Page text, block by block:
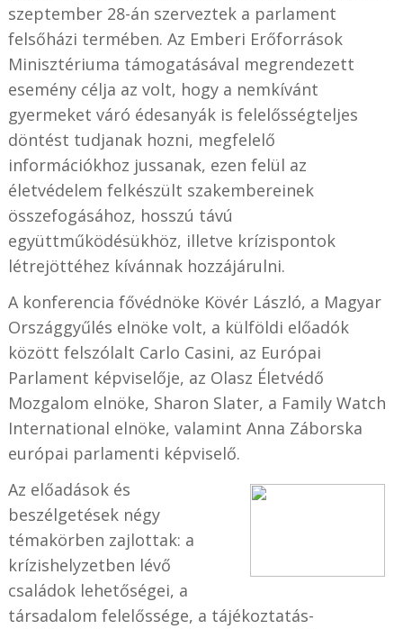
szeptember 28-án szerveztek a parlament
felsőházi termében. Az Emberi Erőforrások
Minisztériuma támogatásával megrendezett
esemény célja az volt, hogy a nemkívánt
gyermeket váró édesanyák is felelősségteljes
döntést tudjanak hozni, megfelelő
információkhoz jussanak, ezen felül az
életvédelem felkészült szakembereinek
összefogásához, hosszú távú
együttműködésükhöz, illetve krízispontok
létrejöttéhez kívánnak hozzájárulni.
A konferencia fővédnöke Kövér László, a Magyar
Országgyűlés elnöke volt, a külföldi előadók
között felszólalt Carlo Casini, az Európai
Parlament képviselője, az Olasz Életvédő
Mozgalom elnöke, Sharon Slater, a Family Watch
International elnöke, valamint Anna Záborska
európai parlamenti képviselő.
Az előadások és
beszélgetések négy
témakörben zajlottak: a
krízishelyzetben lévő
családok lehetőségei, a
társadalom felelőssége, a tájékoztatás-